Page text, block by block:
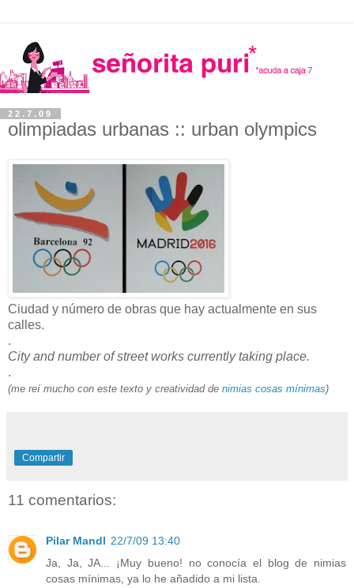
22.7.09
olimpiadas urbanas :: urban olympics
Ciudad y número de obras que hay actualmente en sus
calles.
.
City and number of street works currently taking place.
.
(me reí mucho con este texto y creatividad de nimias cosas mínimas)
Compartir
11 comentarios:
Pilar Mandl 22/7/09 13:40
Ja, Ja, JA... ¡Muy bueno! no conocía el blog de nimias
cosas mínimas, ya lo he añadido a mi lista.